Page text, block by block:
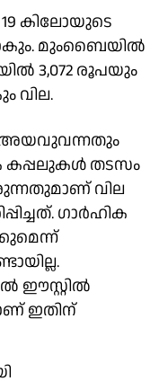
കിലോയുടെ
മുംബൈയില്‍
3,072 രൂപയും
വില.
അയവുവന്നതും
കപ്പലുകള്‍ തടസം
വില
ഗാര്‍ഹിക
ഈസ്റ്റില്‍
ഇതിന്